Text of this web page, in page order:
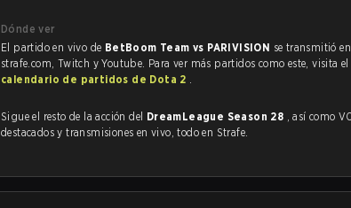
Dónde ver
El partido en vivo de BetBoom Team vs PARIVISION se transmitió en
strafe.com, Twitch y Youtube. Para ver más partidos como este, visita el
calendario de partidos de Dota 2 .
Sigue el resto de la acción del DreamLeague Season 28 , así como VODs,
destacados y transmisiones en vivo, todo en Strafe.